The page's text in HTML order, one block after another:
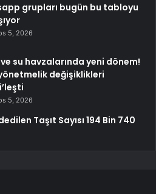
grupları bugün bu tabloyu
5, 2026
ve su havzalarında yeni dönem!
değişiklikleri
5, 2026
Taşıt Sayısı 194 Bin 740